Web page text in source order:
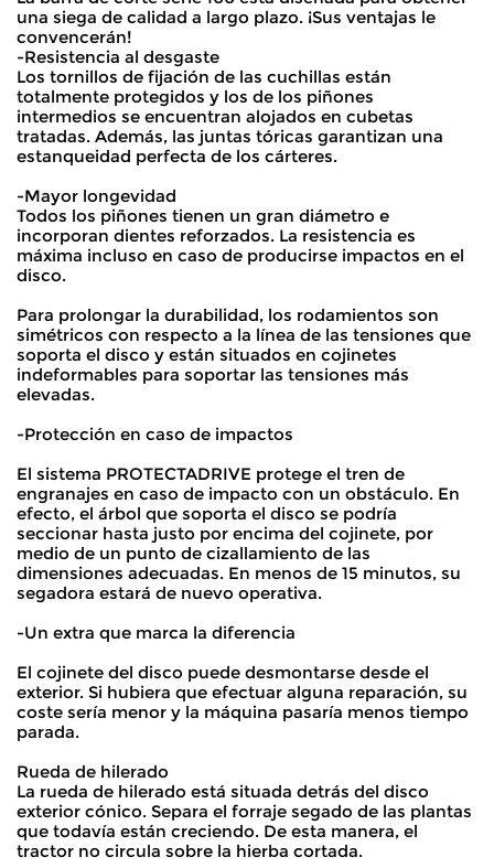
una siega de calidad a largo plazo. ¡Sus ventajas le
convencerán!
-Resistencia al desgaste
Los tornillos de fijación de las cuchillas están
totalmente protegidos y los de los piñones
intermedios se encuentran alojados en cubetas
tratadas. Además, las juntas tóricas garantizan una
estanqueidad perfecta de los cárteres.
-Mayor longevidad
Todos los piñones tienen un gran diámetro e
incorporan dientes reforzados. La resistencia es
máxima incluso en caso de producirse impactos en el
disco.
Para prolongar la durabilidad, los rodamientos son
simétricos con respecto a la línea de las tensiones que
soporta el disco y están situados en cojinetes
indeformables para soportar las tensiones más
elevadas.
-Protección en caso de impactos
El sistema PROTECTADRIVE protege el tren de
engranajes en caso de impacto con un obstáculo. En
efecto, el árbol que soporta el disco se podría
seccionar hasta justo por encima del cojinete, por
medio de un punto de cizallamiento de las
dimensiones adecuadas. En menos de 15 minutos, su
segadora estará de nuevo operativa.
-Un extra que marca la diferencia
El cojinete del disco puede desmontarse desde el
exterior. Si hubiera que efectuar alguna reparación, su
coste sería menor y la máquina pasaría menos tiempo
parada.
Rueda de hilerado
La rueda de hilerado está situada detrás del disco
exterior cónico. Separa el forraje segado de las plantas
que todavía están creciendo. De esta manera, el
tractor no circula sobre la hierba cortada.